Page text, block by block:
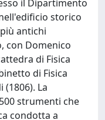
il Dipartimento
storico
antichi
con Domenico
di Fisica
di Fisica
La
strumenti che
condotta a